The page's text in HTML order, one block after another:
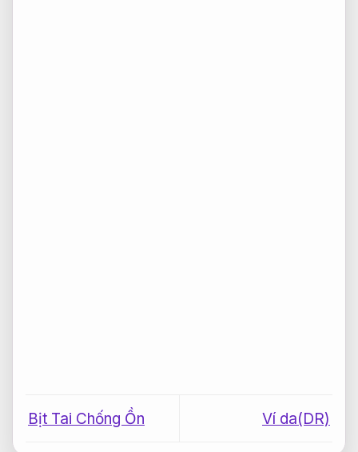
Bịt Tai Chống Ồn Ví da(DR)